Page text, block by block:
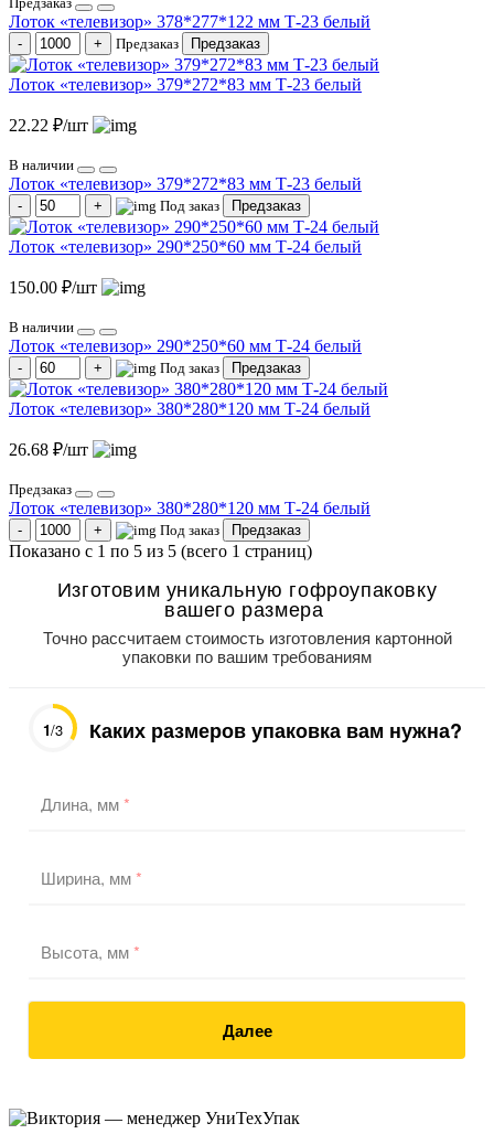
Лоток «телевизор» 378*277*122 мм Т-23 белый
Предзаказ Предзаказ
Лоток «телевизор» 379*272*83 мм Т-23 белый
22.22 ₽/шт
В наличии
Лоток «телевизор» 379*272*83 мм Т-23 белый
Под заказ Предзаказ
Лоток «телевизор» 290*250*60 мм Т-24 белый
150.00 ₽/шт
В наличии
Лоток «телевизор» 290*250*60 мм Т-24 белый
Под заказ Предзаказ
Лоток «телевизор» 380*280*120 мм Т-24 белый
26.68 ₽/шт
Предзаказ
Лоток «телевизор» 380*280*120 мм Т-24 белый
Под заказ Предзаказ
Показано с 1 по 5 из 5 (всего 1 страниц)
Изготовим уникальную гофроупаковку
вашего размера
Точно рассчитаем стоимость изготовления картонной
упаковки по вашим требованиям
1/3 Каких размеров упаковка вам нужна?
Длина, мм*
Ширина, мм*
Высота, мм*
Далее